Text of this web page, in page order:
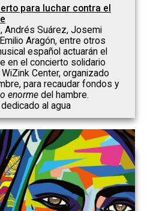
para luchar contra el
Andrés Suárez, Josemi
Aragón, entre otros
español actuarán el
en el concierto solidario
Center, organizado
para recaudar fondos y
enorme del hambre.
al agua